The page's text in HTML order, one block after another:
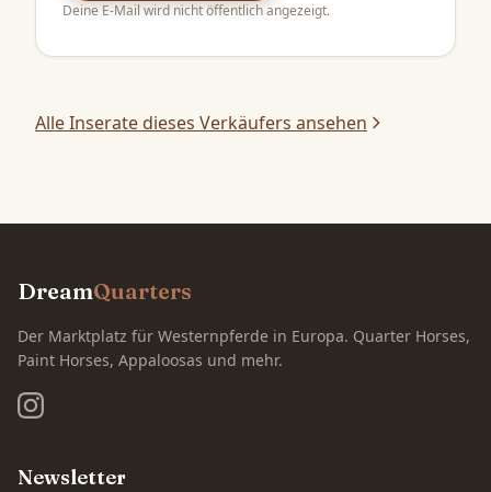
Deine E-Mail wird nicht öffentlich angezeigt.
Alle Inserate dieses Verkäufers ansehen
DreamQuarters
Der Marktplatz für Westernpferde in Europa. Quarter Horses,
Paint Horses, Appaloosas und mehr.
Newsletter